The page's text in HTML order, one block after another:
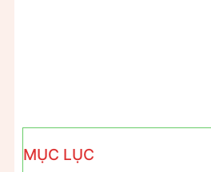
MỤC LỤC